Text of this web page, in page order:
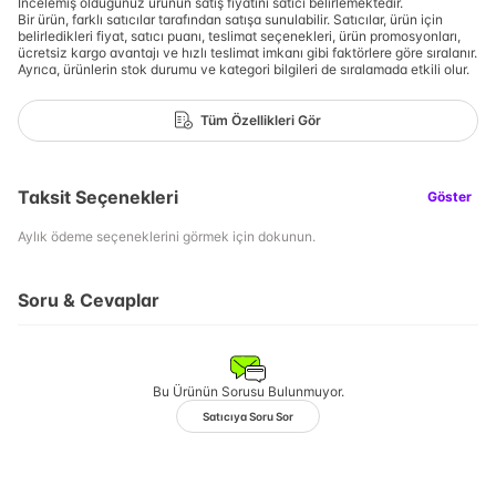
Bir ürün, farklı satıcılar tarafından satışa sunulabilir. Satıcılar, ürün için
belirledikleri fiyat, satıcı puanı, teslimat seçenekleri, ürün promosyonları,
ücretsiz kargo avantajı ve hızlı teslimat imkanı gibi faktörlere göre sıralanır.
Ayrıca, ürünlerin stok durumu ve kategori bilgileri de sıralamada etkili olur.
Tüm Özellikleri Gör
Taksit Seçenekleri Göster
Aylık ödeme seçeneklerini görmek için dokunun.
Soru & Cevaplar
Bu Ürünün Sorusu Bulunmuyor.
Satıcıya Soru Sor